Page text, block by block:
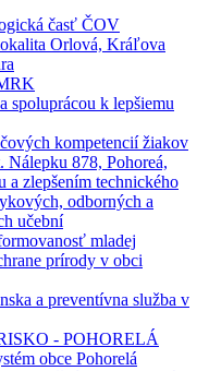
časť ČOV
Orlová, Kráľova
spoluprácou k lepšiemu
kompetencií žiakov
Nálepku 878, Pohoreá,
a zlepšením technického
odborných a
učební
mladej
prírody v obci
a preventívna služba v
- POHORELÁ
obce Pohorelá